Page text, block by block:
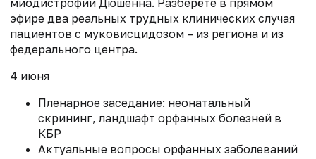
эфире два реальных трудных клинических случая
пациентов с муковисцидозом – из региона и из
федерального центра.
4 июня
Пленарное заседание: неонатальный
скрининг, ландшафт орфанных болезней в
КБР
Актуальные вопросы орфанных заболеваний